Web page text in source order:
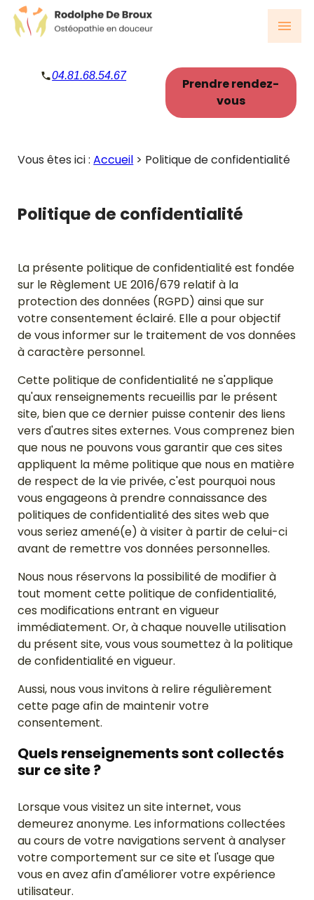
menu
04.81.68.54.67
Prendre rendez-
vous
Vous êtes ici :Accueil > Politique de confidentialité
Politique de confidentialité
La présente politique de confidentialité est fondée
sur le Règlement UE 2016/679 relatif à la
protection des données (RGPD) ainsi que sur
votre consentement éclairé. Elle a pour objectif
de vous informer sur le traitement de vos données
à caractère personnel.
Cette politique de confidentialité ne s'applique
qu'aux renseignements recueillis par le présent
site, bien que ce dernier puisse contenir des liens
vers d'autres sites externes. Vous comprenez bien
que nous ne pouvons vous garantir que ces sites
appliquent la même politique que nous en matière
de respect de la vie privée, c'est pourquoi nous
vous engageons à prendre connaissance des
politiques de confidentialité des sites web que
vous seriez amené(e) à visiter à partir de celui-ci
avant de remettre vos données personnelles.
Nous nous réservons la possibilité de modifier à
tout moment cette politique de confidentialité,
ces modifications entrant en vigueur
immédiatement. Or, à chaque nouvelle utilisation
du présent site, vous vous soumettez à la politique
de confidentialité en vigueur.
Aussi, nous vous invitons à relire régulièrement
cette page afin de maintenir votre
consentement.
Quels renseignements sont collectés
sur ce site ?
Lorsque vous visitez un site internet, vous
demeurez anonyme. Les informations collectées
au cours de votre navigations servent à analyser
votre comportement sur ce site et l'usage que
vous en avez afin d'améliorer votre expérience
utilisateur.
Panneau de gestion des cookies